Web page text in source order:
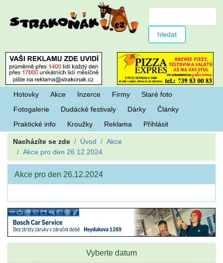
Hotovky Akce Inzerce Firmy
Staré foto
Fotogalerie
Dudácké festivaly Dárky
Články
Praktické info
Kroužky Reklama Přihlásit
Nacházíte se zde Úvod
Akce
Akce pro den 26.12.2024
Akce pro den 26.12.2024
Vyberte datum